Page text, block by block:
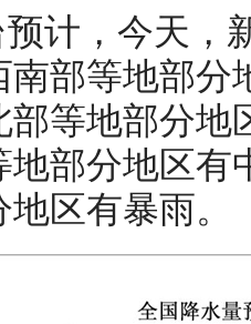
计，今天，
南部等地部分
部等地部分地
地部分地区有
区有暴雨。